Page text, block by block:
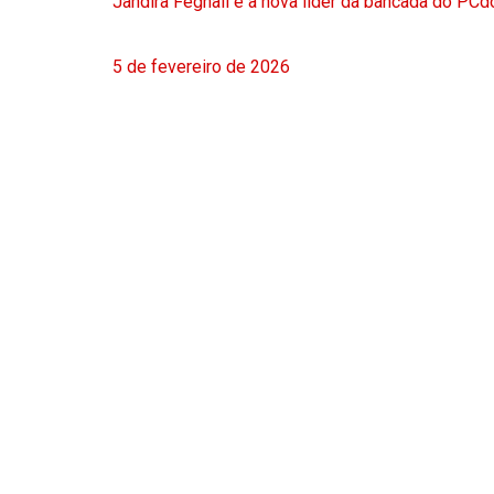
5 de fevereiro de 2026